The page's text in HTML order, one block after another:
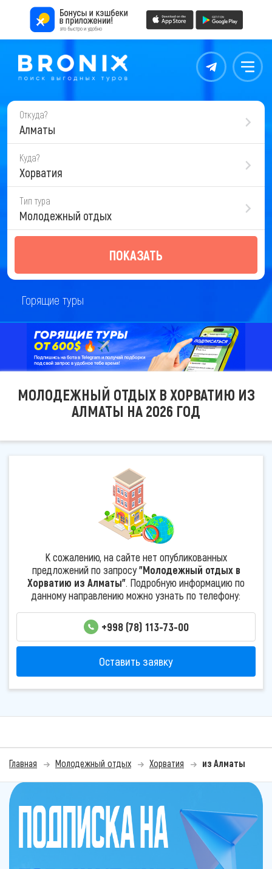
Контакты Меню
Откуда?
Алматы
Куда?
Хорватия
Тип тура
Молодежный отдых
ПОКАЗАТЬ
Горящие туры
МОЛОДЕЖНЫЙ ОТДЫХ В ХОРВАТИЮ ИЗ
АЛМАТЫ НА 2026 ГОД
К сожалению, на сайте нет опубликованных
предложений по запросу"Молодежный отдых в
Хорватию из Алматы". Подробную информацию по
данному направлению можно узнать по телефону:
+998 (78) 113-73-00
Оставить заявку
Главная Молодежный отдых Хорватия из Алматы